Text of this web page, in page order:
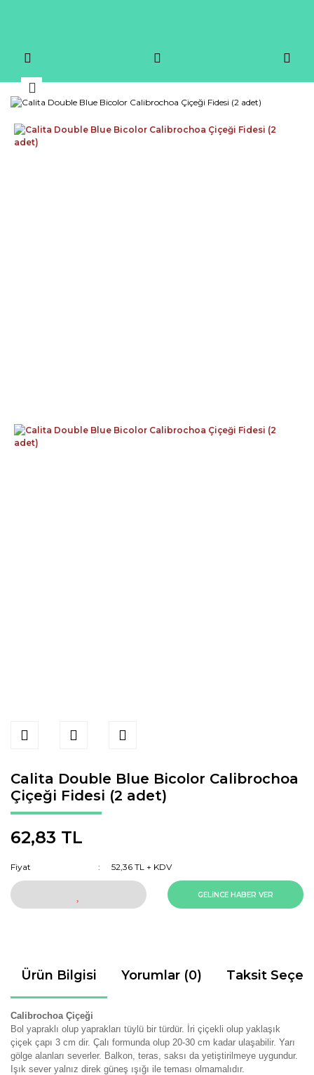
Calita Double Blue Bicolor Calibrochoa
Çiçeği Fidesi (2 adet)
62,83 TL
Fiyat 52,36 TL + KDV
GELİNCE HABER VER
Ürün Bilgisi Yorumlar (0) Taksit
Calibrochoa Çiçeği
Bol yapraklı olup yaprakları tüylü bir türdür. İri çiçekli olup yaklaşık
çiçek çapı 3 cm dir. Çalı formunda olup 20-30 cm kadar ulaşabilir. Yarı
gölge alanları severler. Balkon, teras, saksı da yetiştirilmeye uygundur.
Işık sever yalnız direk güneş ışığı ile teması olmamalıdır.